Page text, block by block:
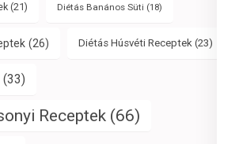
(21) Diétás Banános Süti (18)
(26) Diétás Húsvéti Receptek (23)
(33)
Receptek (66)